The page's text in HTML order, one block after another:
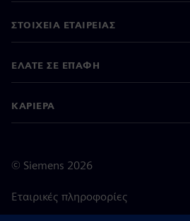
ΣΤΟΙΧΕΊΑ ΕΤΑΙΡΕΊΑΣ
ΕΛΆΤΕ ΣΕ ΕΠΑΦΉ
ΚΑΡΙΈΡΑ
© Siemens 2026
Εταιρικές πληροφορίες